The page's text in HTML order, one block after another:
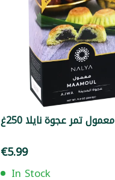
معمول تمر عجوة نايلا 250غ
€5.99
In Stock